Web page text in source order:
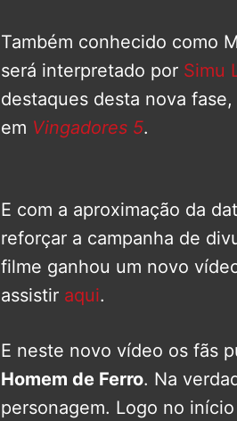
Também conhecido como
será interpretado por Simu
destaques desta nova
em Vingadores 5.
E com a aproximação da
reforçar a campanha de
filme ganhou um novo
assistir aqui.
E neste novo vídeo os fãs
Homem de Ferro. Na
personagem. Logo no